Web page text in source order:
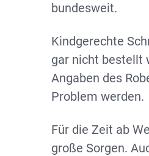
bundesweit.
Kindgerechte
gar nicht bestellt
Angaben des
Problem werden.
Für die Zeit ab
große Sorgen.